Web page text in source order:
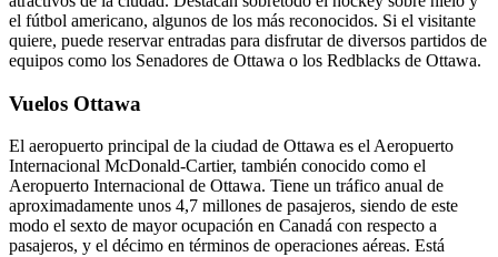
el fútbol americano, algunos de los más reconocidos. Si el visitante
quiere, puede reservar entradas para disfrutar de diversos partidos de
equipos como los Senadores de Ottawa o los Redblacks de Ottawa.
Vuelos Ottawa
El aeropuerto principal de la ciudad de Ottawa es el Aeropuerto
Internacional McDonald-Cartier, también conocido como el
Aeropuerto Internacional de Ottawa. Tiene un tráfico anual de
aproximadamente unos 4,7 millones de pasajeros, siendo de este
modo el sexto de mayor ocupación en Canadá con respecto a
pasajeros, y el décimo en términos de operaciones aéreas. Está